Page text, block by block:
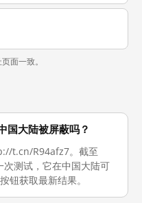
面一致。
大陆被屏蔽吗？
t.cn/R94afz7。截至
测试，它在中国大陆可
钮获取最新结果。